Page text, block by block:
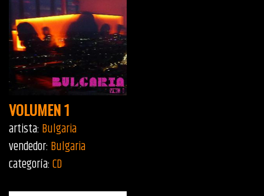
VOLUMEN 1
artista: Bulgaria
vendedor: Bulgaria
categoría:CD